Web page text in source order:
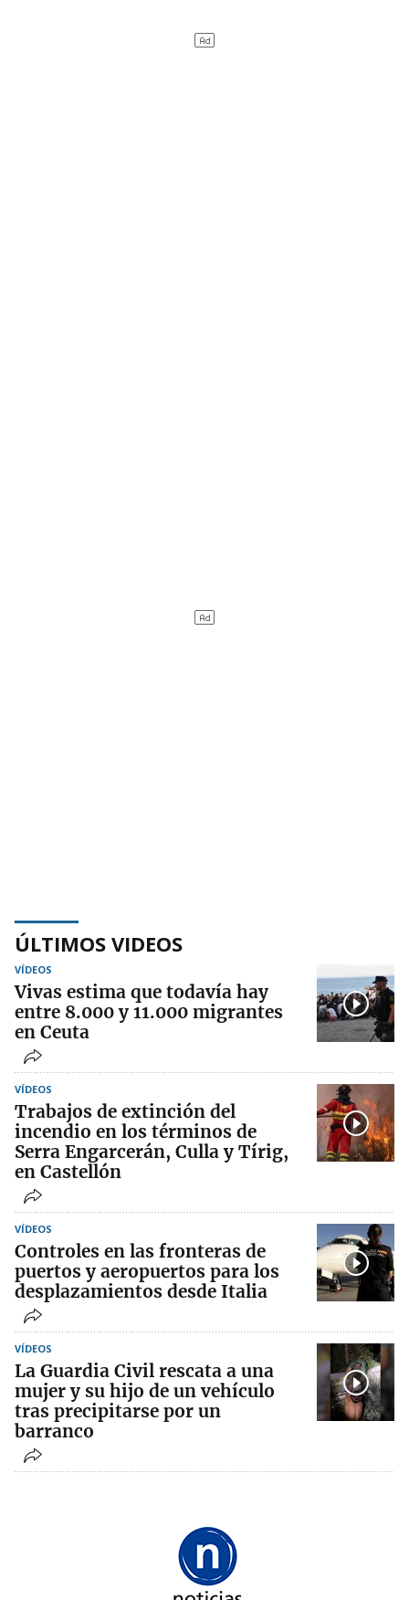
ÚLTIMOS VIDEOS
VÍDEOS
Vivas estima que todavía hay
entre 8.000 y 11.000 migrantes
en Ceuta
VÍDEOS
Trabajos de extinción del
incendio en los términos de
Serra Engarcerán, Culla y Tírig,
en Castellón
VÍDEOS
Controles en las fronteras de
puertos y aeropuertos para los
desplazamientos desde Italia
VÍDEOS
La Guardia Civil rescata a una
mujer y su hijo de un vehículo
tras precipitarse por un
barranco